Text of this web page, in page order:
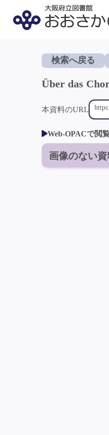
検索へ戻る
Über das
本資料のURL
Web-OPACで閲
画像のない資